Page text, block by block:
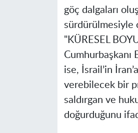
göç dalgaları
sürdürülmesiyle
"KÜRESEL
Cumhurbaşkanı
ise, İsrail’in
verebilecek bir
saldırgan ve
doğurduğunu